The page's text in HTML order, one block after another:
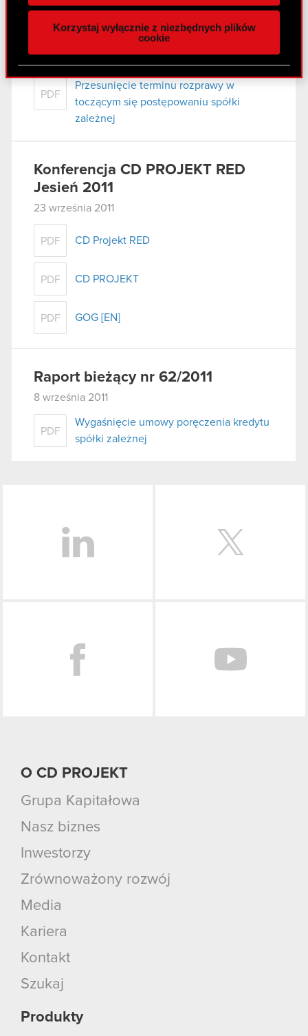
naszej witrynie. Informacje o tym, jak korzystasz
z naszej witryny, udostępniamy partnerom
Partnerzy mogą połączyć te informacje z innymi
danymi otrzymanymi od Ciebie lub uzyskanymi
podczas korzystania z ich usług. Kontynuując
korzystanie z naszej witryny, zgadasz się na
Korzystaj wyłącznie z niezbędnych plików
cookie
Raport bieżący nr 63/2011
PDF
Przesunięcie terminu rozprawy w
toczącym się postępowaniu spółki
zależnej
Konferencja CD PROJEKT RED
Jesień 2011
23 września 2011
PDF CD Projekt RED
PDF CD PROJEKT
PDF GOG [EN]
Raport bieżący nr 62/2011
8 września 2011
PDF
Wygaśnięcie umowy poręczenia kredytu
spółki zależnej
O CD PROJEKT
Grupa Kapitałowa
Nasz biznes
Inwestorzy
Zrównoważony rozwój
Media
Kariera
Kontakt
Szukaj
Produkty